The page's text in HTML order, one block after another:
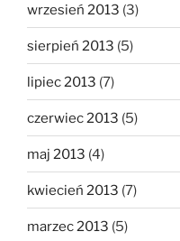
wrzesień 2013 (3)
sierpień 2013 (5)
lipiec 2013 (7)
czerwiec 2013 (5)
maj 2013 (4)
kwiecień 2013 (7)
marzec 2013 (5)